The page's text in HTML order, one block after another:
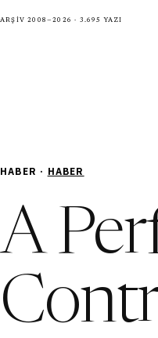
Arşiv 2008—2026 · 3.695 yazı
HABER · HABER
A